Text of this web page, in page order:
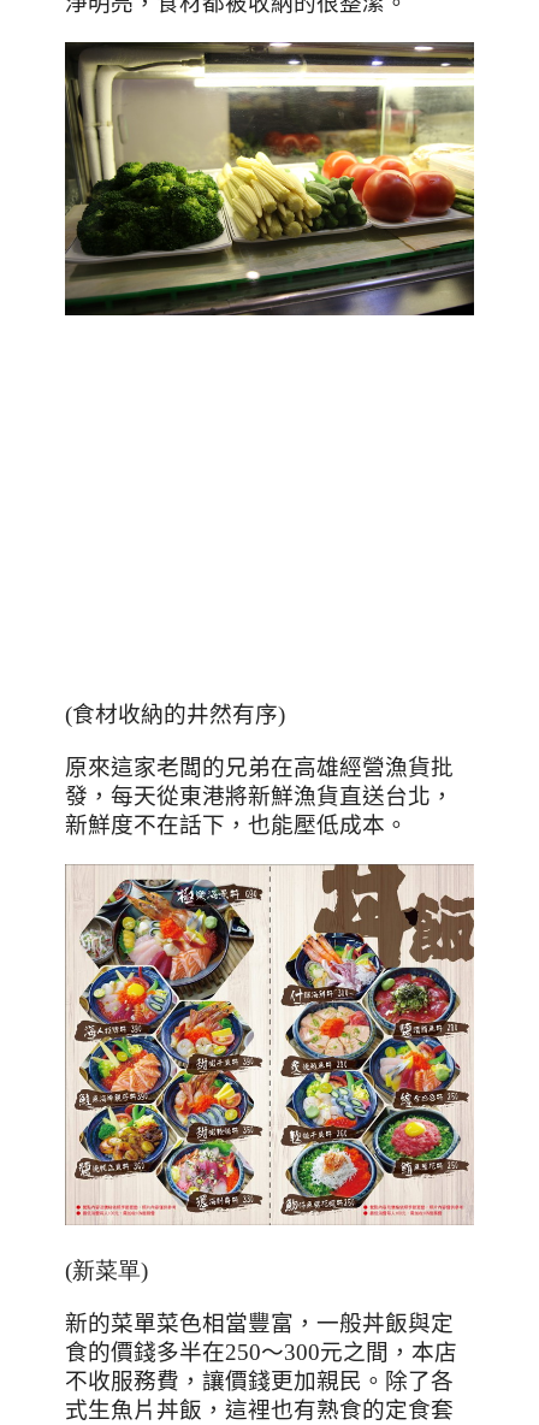
(食材收納的井然有序)
原來這家老闆的兄弟在高雄經營漁貨批
發，每天從東港將新鮮漁貨直送台北，
新鮮度不在話下，也能壓低成本。
(新菜單)
新的菜單菜色相當豐富，一般丼飯與定
食的價錢多半在250～300元之間，本店
不收服務費，讓價錢更加親民。除了各
式生魚片丼飯，這裡也有熟食的定食套